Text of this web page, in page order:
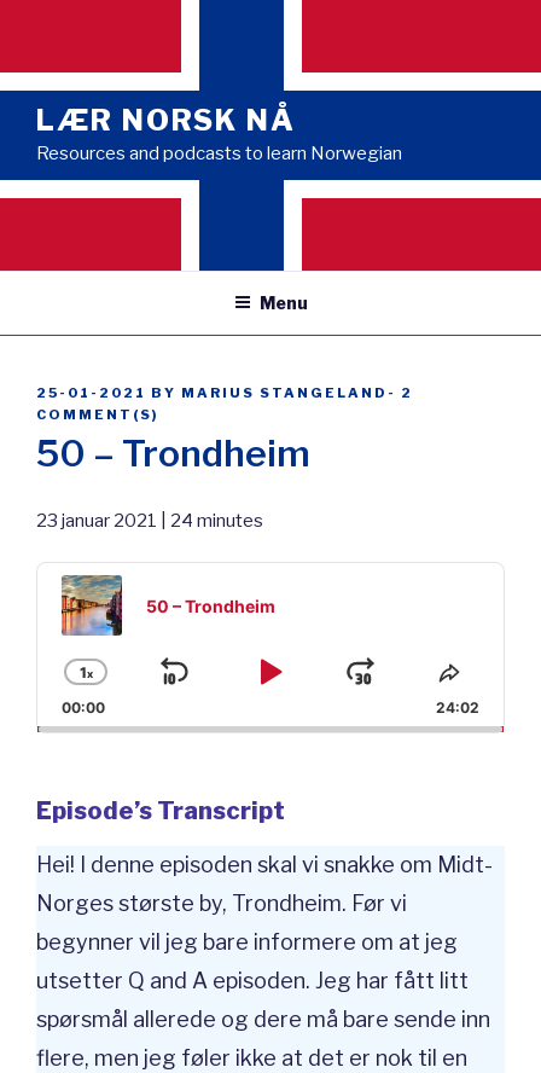
content
LÆR NORSK NÅ
Resources and podcasts to learn Norwegian
Menu
POSTED
ON
25-01-2021 BY MARIUS STANGELAND - 2
COMMENT(S)
50 – Trondheim
23 januar 2021 | 24 minutes
Audio
Player
50 – Trondheim
Change
Playback
Rate
1x
Skip
Backward
Play
Pause
Jump
Forward
Share
This
00:00 24:02
Episode’s Transcript
Hei! I denne episoden skal vi snakke om Midt-
Norges største by, Trondheim. Før vi
begynner vil jeg bare informere om at jeg
utsetter Q and A episoden. Jeg har fått litt
spørsmål allerede og dere må bare sende inn
flere, men jeg føler ikke at det er nok til en